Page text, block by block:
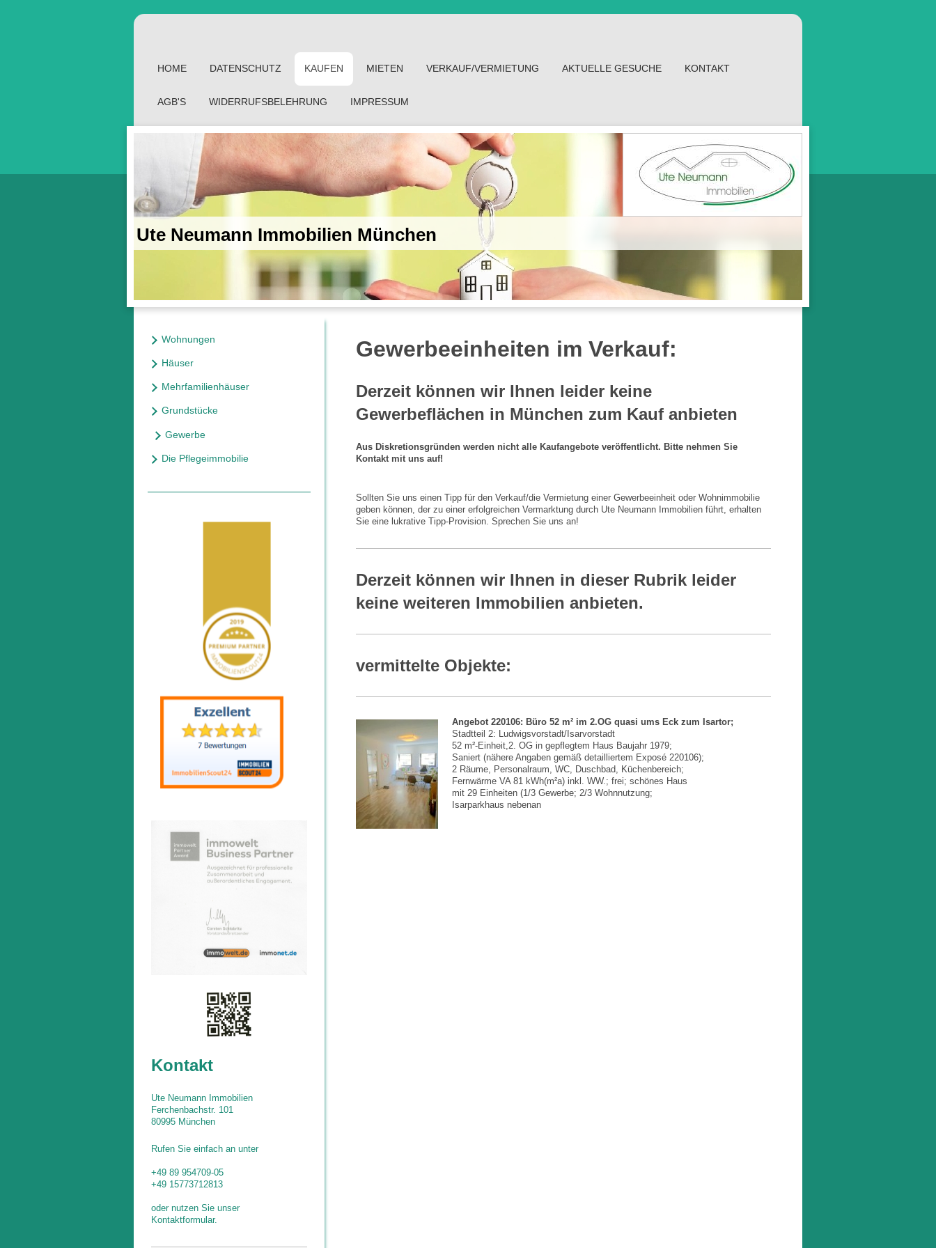
HOME DATENSCHUTZ KAUFEN MIETEN VERKAUF/VERMIETUNG AKTUELLE GESUCHE KONTAKT
AGB'S WIDERRUFSBELEHRUNG IMPRESSUM
Ute Neumann Immobilien München
Gewerbeeinheiten im Verkauf:
Derzeit können wir Ihnen leider keine
Gewerbeflächen in München zum Kauf anbieten
Aus Diskretionsgründen werden nicht alle Kaufangebote veröffentlicht. Bitte nehmen Sie
Kontakt mit uns auf!
Sollten Sie uns einen Tipp für den Verkauf/die Vermietung einer Gewerbeeinheit oder Wohnimmobilie
geben können, der zu einer erfolgreichen Vermarktung durch Ute Neumann Immobilien führt, erhalten
Sie eine lukrative Tipp-Provision. Sprechen Sie uns an!
Derzeit können wir Ihnen in dieser Rubrik leider
keine weiteren Immobilien anbieten.
vermittelte Objekte:
Angebot 220106: Büro 52 m² im 2.OG quasi ums Eck zum Isartor;
Stadtteil 2: Ludwigsvorstadt/Isarvorstadt
52 m²-Einheit,2. OG in gepflegtem Haus Baujahr 1979;
Saniert (nähere Angaben gemäß detailliertem Exposé 220106);
2 Räume, Personalraum, WC, Duschbad, Küchenbereich;
Fernwärme VA 81 kWh(m²a) inkl. WW.; frei; schönes Haus
mit 29 Einheiten (1/3 Gewerbe; 2/3 Wohnnutzung;
Isarparkhaus nebenan
Wohnungen
Häuser
Mehrfamilienhäuser
Grundstücke
Gewerbe
Die Pflegeimmobilie
Kontakt
Ute Neumann Immobilien
Ferchenbachstr. 101
80995 München
Rufen Sie einfach an unter
+49 89 954709-05
+49 15773712813
oder nutzen Sie unser
Kontaktformular.